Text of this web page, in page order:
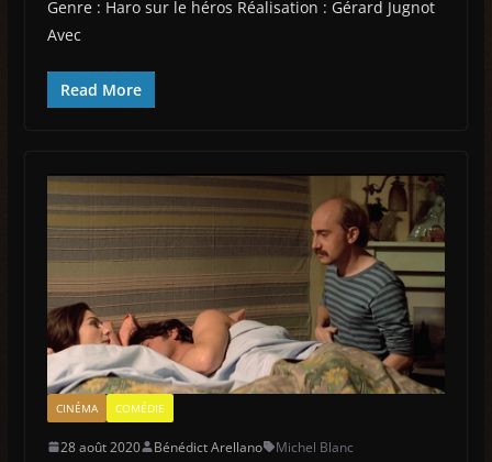
Genre : Haro sur le héros Réalisation : Gérard Jugnot
Avec
Read More
CINÉMA COMÉDIE
28 août 2020 Bénédict Arellano Michel Blanc